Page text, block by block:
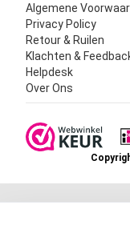
Algemene
Privacy Policy
Retour & Ruilen
Klachten &
Helpdesk
Over Ons